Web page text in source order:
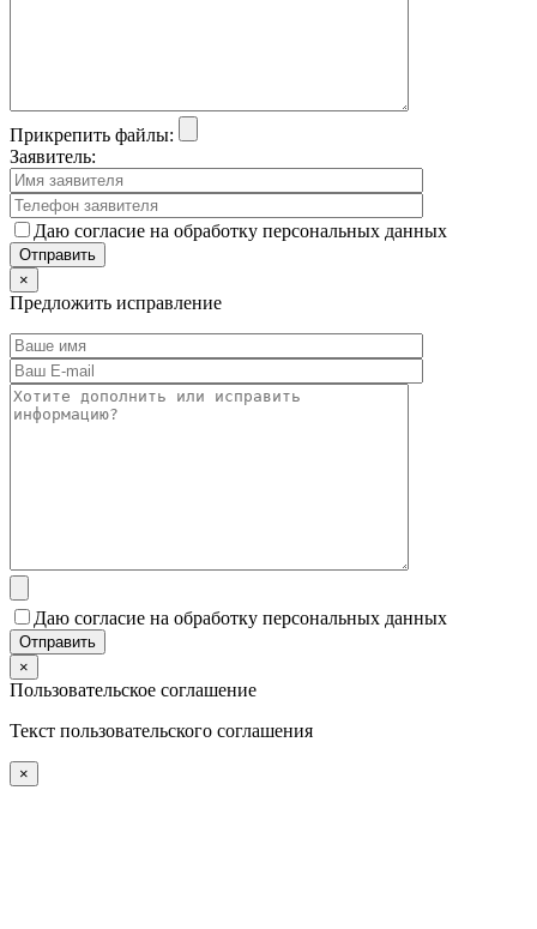
Прикрепить файлы:
Заявитель:
Даю согласие на обработку персональных данных
×
Предложить исправление
Даю согласие на обработку персональных данных
×
Пользовательское соглашение
Текст пользовательского соглашения
×